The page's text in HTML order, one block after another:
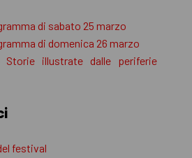
di sabato 25 marzo
di domenica 26 marzo
illustrate dalle periferie
festival